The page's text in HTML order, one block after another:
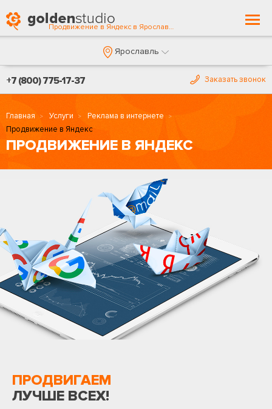
Продвижение в Яндекс в Ярославле
Ярославль
+7 (800) 775-17-37 Заказать звонок
Главная Услуги
Реклама в интернете
Продвижение в Яндекс
ПРОДВИЖЕНИЕ В ЯНДЕКС
ПРОДВИГАЕМ
ЛУЧШЕ ВСЕХ!